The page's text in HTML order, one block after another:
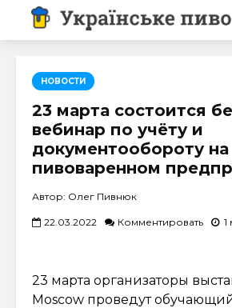
НОВОСТИ
23 марта состоится
вебинар по учёту и
документообороту на
пивоваренном
Автор: Олег Пивнюк
22.03.2022 Комментировать 1
23 марта организаторы
Moscow проведут